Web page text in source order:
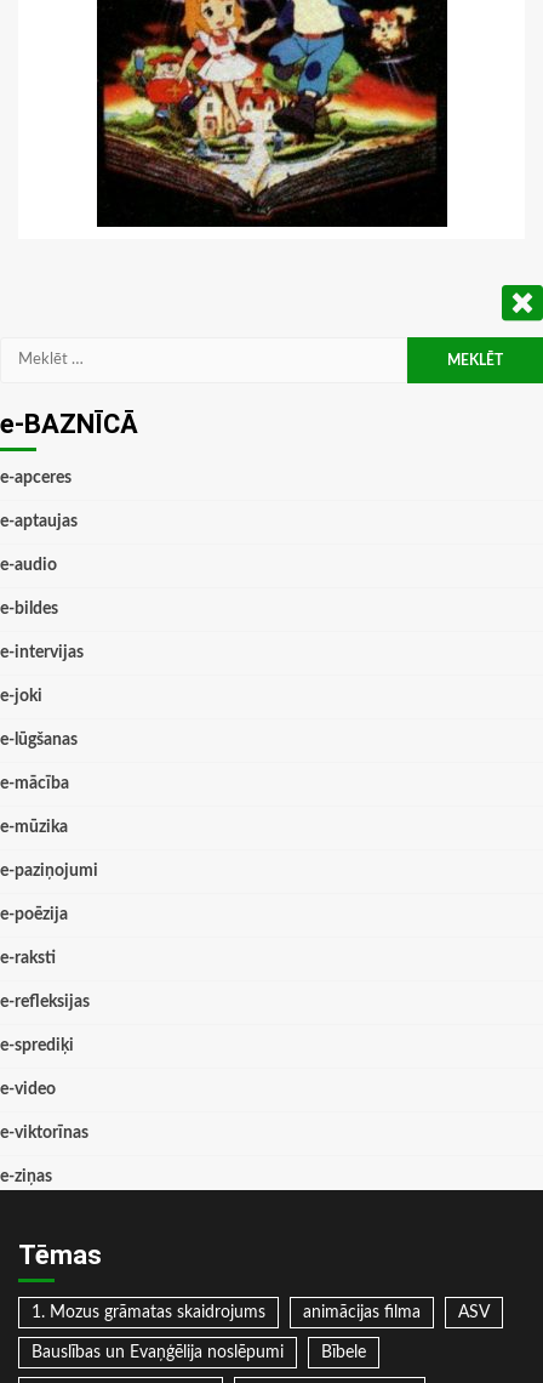
Meklēt:
e-BAZNĪCĀ
e-apceres
e-aptaujas
e-audio
e-bildes
e-intervijas
e-joki
e-lūgšanas
e-mācība
e-mūzika
e-paziņojumi
e-poēzija
e-raksti
e-refleksijas
e-sprediķi
e-video
e-viktorīnas
e-ziņas
Tēmas
1. Mozus grāmatas skaidrojums animācijas filma ASV
Bauslības un Evaņģēlija noslēpumi Bībele